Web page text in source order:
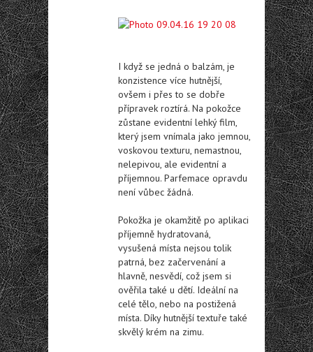
I když se jedná o balzám, je
konzistence více hutnější,
ovšem i přes to se dobře
přípravek roztírá. Na pokožce
zůstane evidentní lehký film,
který jsem vnímala jako jemnou,
voskovou texturu, nemastnou,
nelepivou, ale evidentní a
příjemnou. Parfemace opravdu
není vůbec žádná.
Pokožka je okamžitě po aplikaci
příjemně hydratovaná,
vysušená místa nejsou tolik
patrná, bez začervenání a
hlavně, nesvědí, což jsem si
ověřila také u dětí. Ideální na
celé tělo, nebo na postižená
místa. Díky hutnější textuře také
skvělý krém na zimu.